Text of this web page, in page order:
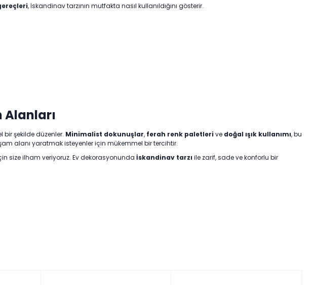
, İskandinav tarzının mutfakta nasıl kullanıldığını gösterir.
Alanları
şekilde düzenler. Minimalist dokunuşlar, ferah renk paletleri ve doğal ışık kullanımı, bu
alanı yaratmak isteyenler için mükemmel bir tercihtir.
size ilham veriyoruz. Ev dekorasyonunda İskandinav tarzı ile zarif, sade ve konforlu bir